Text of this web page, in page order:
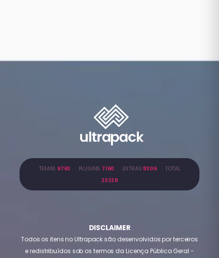
TEMAS 6763 PLUGINS 7160 EXTRAS 9306TOTAL
23229
DISCLAIMER
Todos os itens no Ultrapack são desenvolvidos por terceiros
e redistribuídos sob os termos da Licença Pública Geral -